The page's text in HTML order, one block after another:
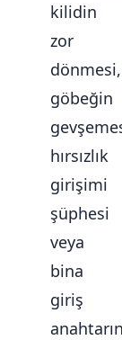
kilidin
zor
dönmesi,
göbeğin
hırsızlık
girişimi
şüphesi
veya
bina
giriş